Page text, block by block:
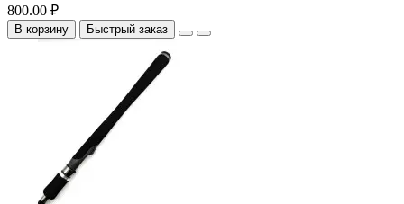
800.00 ₽
В корзину Быстрый заказ